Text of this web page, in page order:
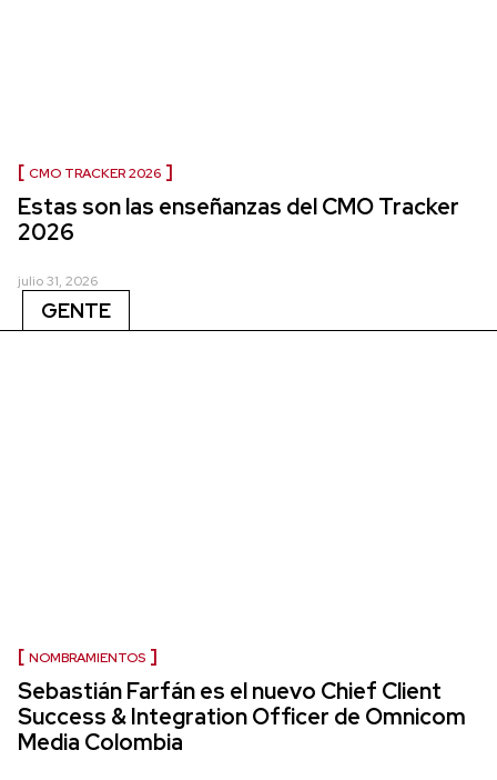
CMO TRACKER 2026
Estas son las enseñanzas del CMO Tracker
2026
julio 31, 2026
GENTE
NOMBRAMIENTOS
Sebastián Farfán es el nuevo Chief Client
Success & Integration Officer de Omnicom
Media Colombia